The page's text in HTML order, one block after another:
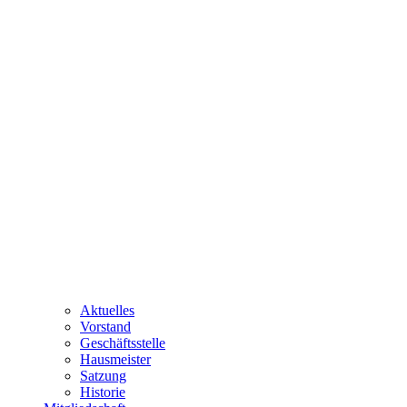
Aktuelles
Vorstand
Geschäftsstelle
Hausmeister
Satzung
Historie